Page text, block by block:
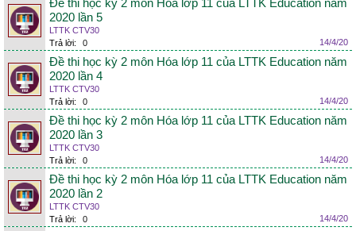
Đề thi học kỳ 2 môn Hóa lớp 11 của LTTK Education năm
2020 lần 5
LTTK CTV30
Trả lời:
0 14/4/20
Đề thi học kỳ 2 môn Hóa lớp 11 của LTTK Education năm
2020 lần 4
LTTK CTV30
Trả lời:
0 14/4/20
Đề thi học kỳ 2 môn Hóa lớp 11 của LTTK Education năm
2020 lần 3
LTTK CTV30
Trả lời:
0 14/4/20
Đề thi học kỳ 2 môn Hóa lớp 11 của LTTK Education năm
2020 lần 2
LTTK CTV30
Trả lời:
0 14/4/20